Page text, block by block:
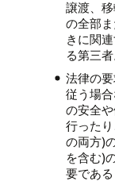
譲渡、
の全部
きに関
る第三者
法律の
従う場
の安全
行った
の両方)
を含む)
要である